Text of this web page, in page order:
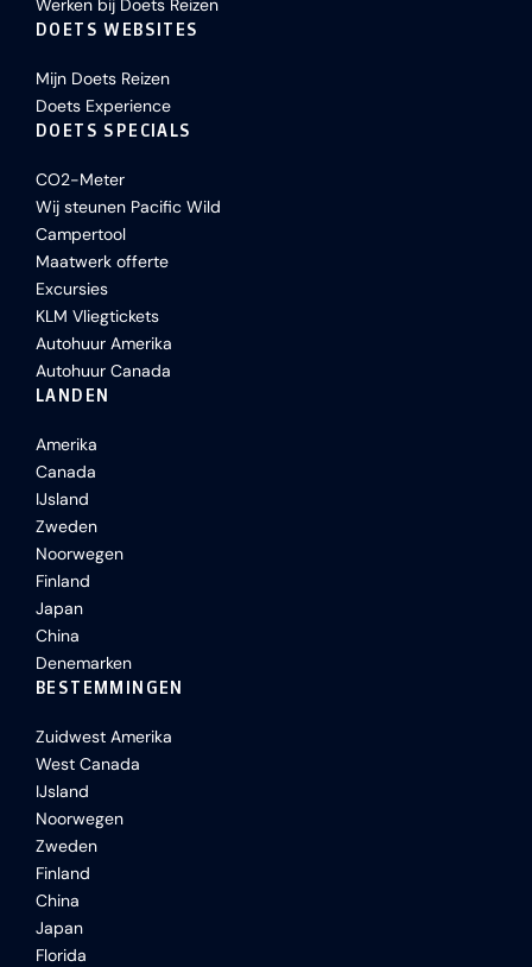
Werken bij Doets Reizen
DOETS WEBSITES
Mijn Doets Reizen
Doets Experience
DOETS SPECIALS
CO2-Meter
Wij steunen Pacific Wild
Campertool
Maatwerk offerte
Excursies
KLM Vliegtickets
Autohuur Amerika
Autohuur Canada
LANDEN
Amerika
Canada
IJsland
Zweden
Noorwegen
Finland
Japan
China
Denemarken
BESTEMMINGEN
Zuidwest Amerika
West Canada
IJsland
Noorwegen
Zweden
Finland
China
Japan
Florida